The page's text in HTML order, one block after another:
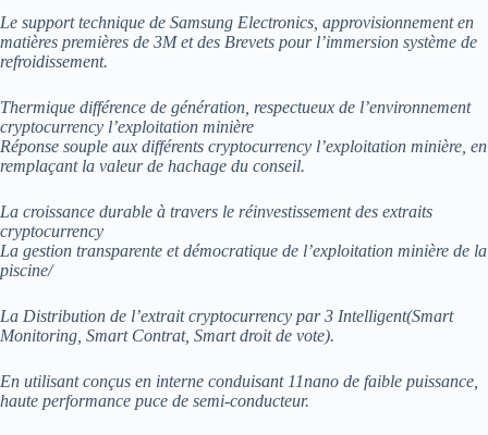
Le support technique de Samsung Electronics, approvisionnement en
matières premières de 3M et des Brevets pour l’immersion système de
refroidissement.
Thermique différence de génération, respectueux de l’environnement
cryptocurrency l’exploitation minière
Réponse souple aux différents cryptocurrency l’exploitation minière, en
remplaçant la valeur de hachage du conseil.
La croissance durable à travers le réinvestissement des extraits
cryptocurrency
La gestion transparente et démocratique de l’exploitation minière de la
piscine/
La Distribution de l’extrait cryptocurrency par 3 Intelligent(Smart
Monitoring, Smart Contrat, Smart droit de vote).
En utilisant conçus en interne conduisant 11nano de faible puissance,
haute performance puce de semi-conducteur.